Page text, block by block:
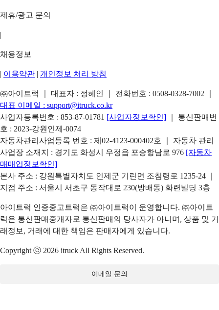
제휴/광고 문의
|
채용정보
| 이용약관 | 개인정보 처리 방침
㈜아이트럭 ｜ 대표자 : 정혜인 ｜ 전화번호 : 0508-0328-7002
대표 이메일 : support@itruck.co.kr
사업자등록번호 : 853-87-01781 [사업자정보확인]
｜ 통신판매번
호 : 2023-강원인제-0074
자동차관리사업등록 번호 : 제02-4123-000402호 ｜ 자동차 관리
사업장 소재지 : 경기도 화성시 우정읍 포승항남로 976 [자동차
매매업정보확인]
본사 주소 : 강원특별자치도 인제군 기린면 조침령로 1235-24 ｜
지점 주소 : 서울시 서초구 동작대로 230(방배동) 화련빌딩 3층
아이트럭 인증중고트럭은 ㈜아이트럭이 운영합니다. ㈜아이트
럭은 통신판매중개자로 통신판매의 당사자가 아니며, 상품 및 거
래정보, 거래에 대한 책임은 판매자에게 있습니다.
Copyright ⓒ 2026 itruck All Rights Reserved.
이메일 문의